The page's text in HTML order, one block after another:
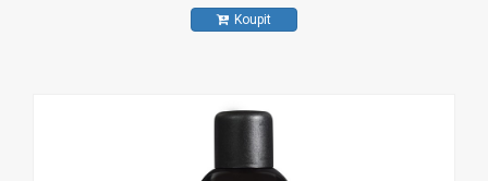
problém zbytkových silně zapáchajících látek. Spring Air
Koupit